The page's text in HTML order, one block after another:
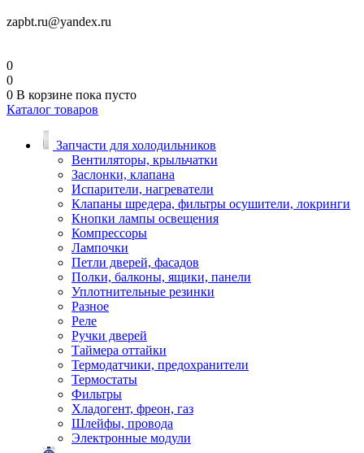
zapbt.ru@yandex.ru
0
0
0 В корзине пока пусто
Каталог товаров
Запчасти для холодильников
Вентиляторы, крыльчатки
Заслонки, клапана
Испарители, нагреватели
Клапаны шредера, фильтры осушители, локринги
Кнопки лампы освещения
Компрессоры
Лампочки
Петли дверей, фасадов
Полки, балконы, ящики, панели
Уплотнительные резинки
Разное
Реле
Ручки дверей
Таймера оттайки
Термодатчики, предохранители
Термостаты
Фильтры
Хладогент, фреон, газ
Шлейфы, провода
Электронные модули